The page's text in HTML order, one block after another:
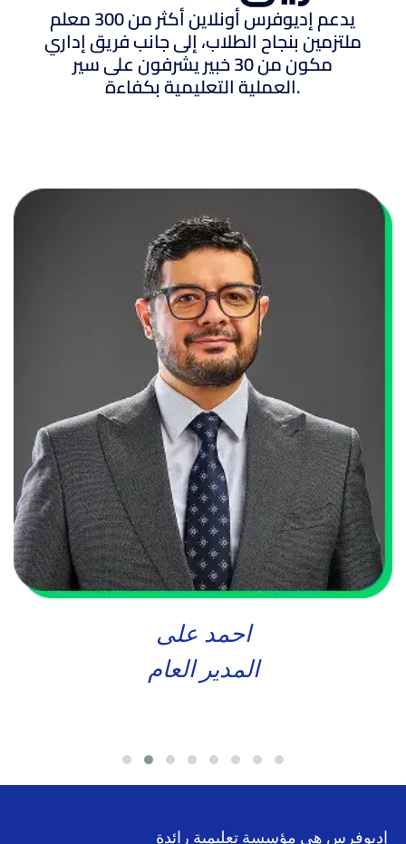
يدعم إديوفرس أونلاين أكثر من 300 معلم
ملتزمين بنجاح الطلاب، إلى جانب فريق إداري
مكون من 30 خبير يشرفون على سير
العملية التعليمية بكفاءة.
احمد على
المدير العام
إديوفرس هي مؤسسة تعليمية رائدة